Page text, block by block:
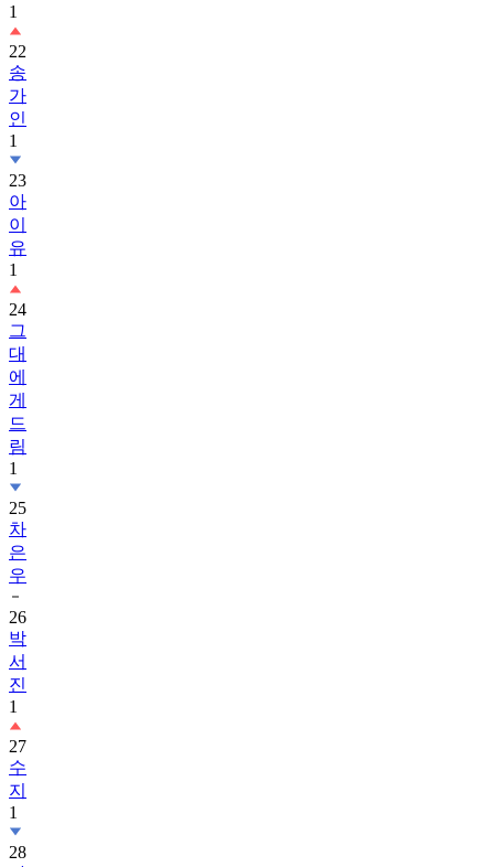
1
22
송
가
인
1
23
아
이
유
1
24
그
대
에
게
드
림
1
25
차
은
우
26
박
서
진
1
27
수
지
1
28